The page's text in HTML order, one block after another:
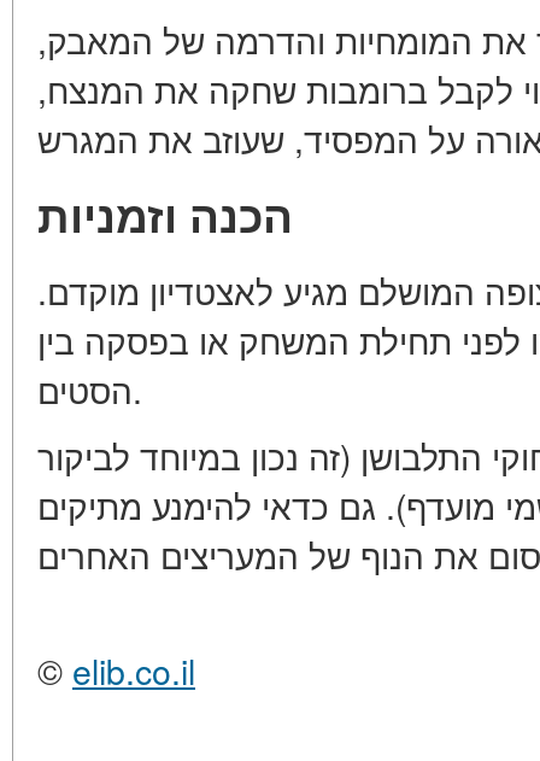
את המומחיות והדרמה של המאבק,
לקבל ברומבות שחקה את המנצח,
הכנה וזמניות
המושלם מגיע לאצטדיון מוקדם.
תחילת המשחק או בפסקה בין
הסטים.
התלבושן (זה נכון במיוחד לביקור
מועדף). גם כדאי להימנע מתיקים
© elib.co.il